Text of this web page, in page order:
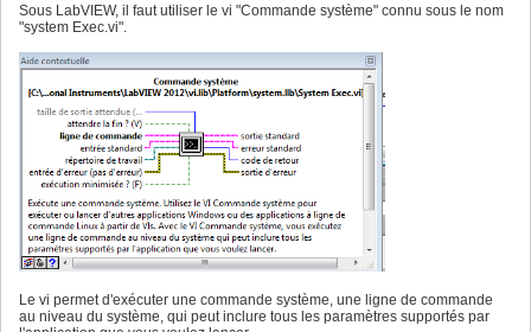
Sous LabVIEW, il faut utiliser le vi "Commande système" connu sous le nom
"system Exec.vi".
Le vi permet d'exécuter une commande système, une ligne de commande
au niveau du système, qui peut inclure tous les paramètres supportés par